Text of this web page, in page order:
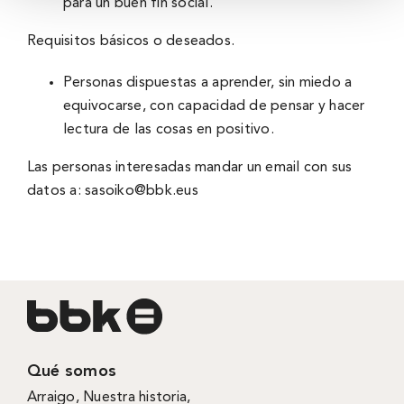
para un buen fin social.
Requisitos básicos o deseados.
Personas dispuestas a aprender, sin miedo a
equivocarse, con capacidad de pensar y hacer
lectura de las cosas en positivo.
Las personas interesadas mandar un email con sus
datos a:sasoiko@bbk.eus
Qué somos
Arraigo, Nuestra historia,